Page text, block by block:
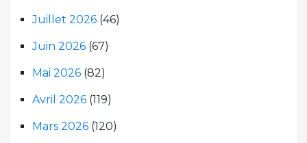
Juillet 2026 (46)
Juin 2026 (67)
Mai 2026 (82)
Avril 2026 (119)
Mars 2026 (120)